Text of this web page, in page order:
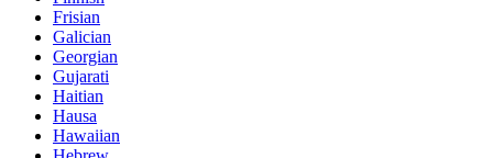
Frisian
Galician
Georgian
Gujarati
Haitian
Hausa
Hawaiian